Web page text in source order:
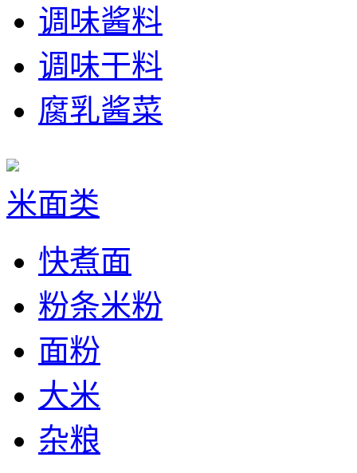
调味酱料
调味干料
腐乳酱菜
米面类
快煮面
粉条米粉
面粉
大米
杂粮